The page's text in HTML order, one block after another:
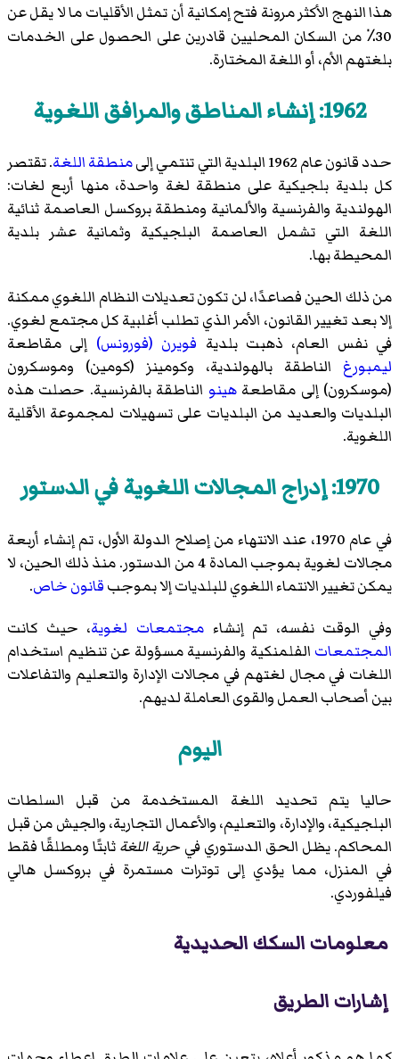
هذا النهج الأكثر مرونة فتح إمكانية أن تمثل الأقليات ما لا يقل عن
30٪ من السكان المحليين قادرين على الحصول على الخدمات
بلغتهم الأم، أو اللغة المختارة.
1962: إنشاء المناطق والمرافق اللغوية
حدد قانون عام 1962 البلدية التي تنتمي إلى منطقة اللغة. تقتصر
كل بلدية بلجيكية على منطقة لغة واحدة، منها أربع لغات:
الهولندية والفرنسية والألمانية ومنطقة بروكسل العاصمة ثنائية
اللغة التي تشمل العاصمة البلجيكية وثمانية عشر بلدية
المحيطة بها.
من ذلك الحين فصاعدًا، لن تكون تعديلات النظام اللغوي ممكنة
إلا بعد تغيير القانون، الأمر الذي تطلب أغلبية كل مجتمع لغوي.
في نفس العام، ذهبت بلدية فويرن (فورونس) إلى مقاطعة
ليمبورغ الناطقة بالهولندية، وكومينز (كومين) وموسكرون
(موسكرون) إلى مقاطعةهينو الناطقة بالفرنسية. حصلت هذه
البلديات والعديد من البلديات علىتسهيلات لمجموعة الأقلية
اللغوية.
1970: إدراج المجالات اللغوية في الدستور
في عام 1970، عند الانتهاء من إصلاح الدولة الأول، تم إنشاء أربعة
مجالات لغوية بموجب المادة 4 من الدستور. منذ ذلك الحين، لا
يمكن تغيير الانتماء اللغوي للبلديات إلا بموجبقانون خاص.
وفي الوقت نفسه، تم إنشاءمجتمعات لغوية، حيث كانت
المجتمعات الفلمنكية والفرنسية مسؤولة عن تنظيم استخدام
اللغات في مجال لغتهم في مجالات الإدارة والتعليم والتفاعلات
بين أصحاب العمل والقوى العاملة لديهم.
اليوم
حاليا يتم تحديد اللغة المستخدمة من قبل السلطات
البلجيكية، والإدارة، والتعليم، والأعمال التجارية، والجيش من قبل
المحاكم. يظل الحق الدستوري في حرية اللغةثابتًا ومطلقًا فقط
في المنزل، مما يؤدي إلى توترات مستمرة في بروكسل هالي
فيلفوردي.
معلومات السكك الحديدية
إشارات الطريق